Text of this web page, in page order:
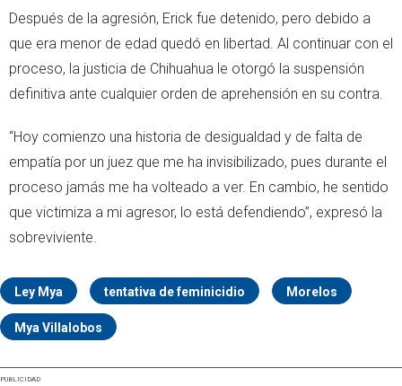
Después de la agresión, Erick fue detenido, pero debido a
que era menor de edad quedó en libertad. Al continuar con el
proceso, la justicia de Chihuahua le otorgó la suspensión
definitiva ante cualquier orden de aprehensión en su contra.
“Hoy comienzo una historia de desigualdad y de falta de
empatía por un juez que me ha invisibilizado, pues durante el
proceso jamás me ha volteado a ver. En cambio, he sentido
que victimiza a mi agresor, lo está defendiendo”, expresó la
sobreviviente.
Ley Mya tentativa de feminicidio Morelos
Mya Villalobos
PUBLICIDAD